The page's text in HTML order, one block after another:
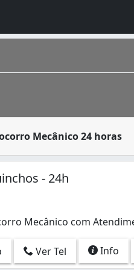
Mecânico 24 horas
estimada
- 24h
Mecânico com
Mecânico com
Ver Tel Info